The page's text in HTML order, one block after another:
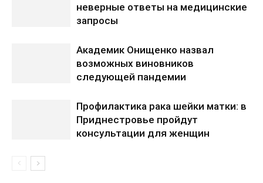
неверные ответы на медицинские
запросы
Академик Онищенко назвал
возможных виновников
следующей пандемии
Профилактика рака шейки матки: в
Приднестровье пройдут
консультации для женщин